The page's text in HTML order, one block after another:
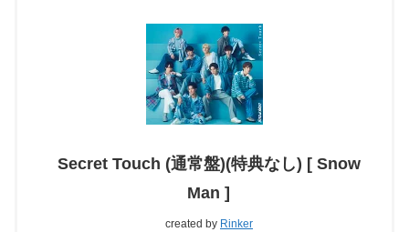
Secret Touch (通常盤)(特典なし) [ Snow
Man ]
created by Rinker